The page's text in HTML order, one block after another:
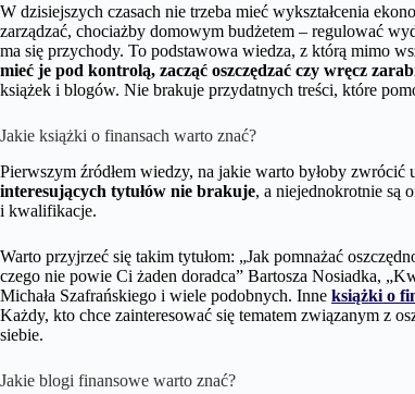
W dzisiejszych czasach nie trzeba mieć wykształcenia
zarządzać, chociażby domowym budżetem – regulować
ma się przychody. To podstawowa wiedza, z którą mimo
mieć je pod kontrolą, zacząć oszczędzać czy wręcz
książek i blogów. Nie brakuje przydatnych treści, które
Jakie książki o finansach warto znać?
Pierwszym źródłem wiedzy, na jakie warto byłoby
interesujących tytułów nie brakuje, a niejednokrotnie są
i kwalifikacje.
Warto przyjrzeć się takim tytułom: „Jak pomnażać
czego nie powie Ci żaden doradca” Bartosza Nosiadka,
Michała Szafrańskiego i wiele podobnych. Inne książki o
Każdy, kto chce zainteresować się tematem związanym z
siebie.
Jakie blogi finansowe warto znać?